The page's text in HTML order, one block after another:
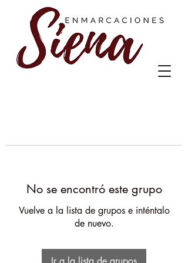
No se encontró este grupo
Vuelve a la lista de grupos e inténtalo
de nuevo.